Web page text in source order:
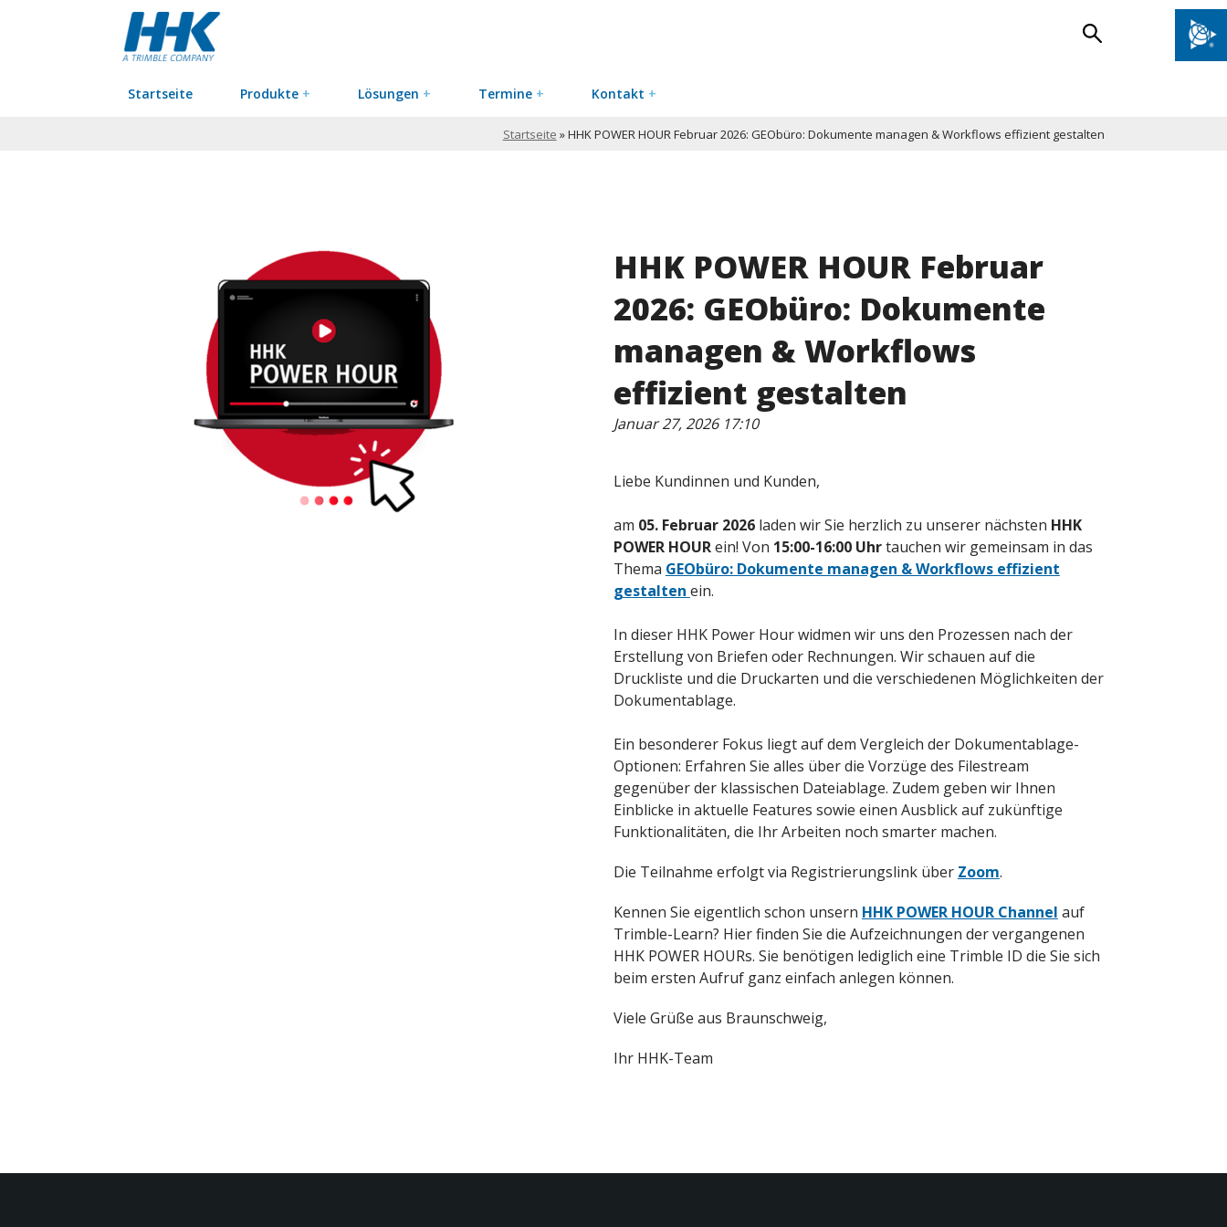
Startseite Produkte + Lösungen + Termine + Kontakt +
Startseite »HHK POWER HOUR Februar 2026: GEObüro: Dokumente managen & Workflows effizient gestalten
HHK POWER HOUR Februar
2026: GEObüro: Dokumente
managen & Workflows
effizient gestalten
Januar 27, 2026 17:10
Liebe Kundinnen und Kunden,
am 05. Februar 2026laden wir Sie herzlich zu unserer nächsten HHK
POWER HOURein! Von 15:00-16:00 Uhrtauchen wir gemeinsam in das
Thema GEObüro: Dokumente managen & Workflows effizient
gestalten ein.
In dieser HHK Power Hour widmen wir uns den Prozessen nach der
Erstellung von Briefen oder Rechnungen. Wir schauen auf die
Druckliste und die Druckarten und die verschiedenen Möglichkeiten der
Dokumentablage.
Ein besonderer Fokus liegt auf dem Vergleich der Dokumentablage-
Optionen: Erfahren Sie alles über die Vorzüge des Filestream
gegenüber der klassischen Dateiablage. Zudem geben wir Ihnen
Einblicke in aktuelle Features sowie einen Ausblick auf zukünftige
Funktionalitäten, die Ihr Arbeiten noch smarter machen.
Die Teilnahme erfolgt via Registrierungslink über Zoom.
Kennen Sie eigentlich schon unsern HHK POWER HOUR Channel auf
Trimble-Learn? Hier finden Sie die Aufzeichnungen der vergangenen
HHK POWER HOURs. Sie benötigen lediglich eine Trimble ID die Sie sich
beim ersten Aufruf ganz einfach anlegen können.
Viele Grüße aus Braunschweig,
Ihr HHK-Team